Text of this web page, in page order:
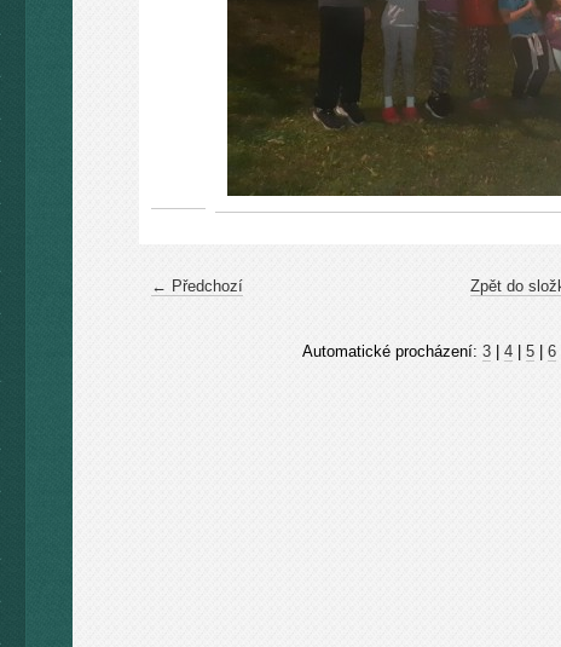
← Předchozí Zpět do
Automatické procházení: 3| 4| 5| 6